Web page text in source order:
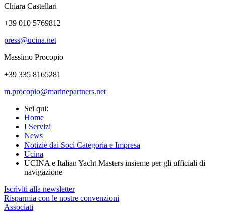
Chiara Castellari
+39 010 5769812
press@ucina.net
Massimo Procopio
+39 335 8165281
m.procopio@marinepartners.net
Sei qui:
Home
I Servizi
News
Notizie dai Soci Categoria e Impresa
Ucina
UCINA e Italian Yacht Masters insieme per gli ufficiali di
navigazione
Iscriviti alla newsletter
Risparmia con le nostre convenzioni
Associati